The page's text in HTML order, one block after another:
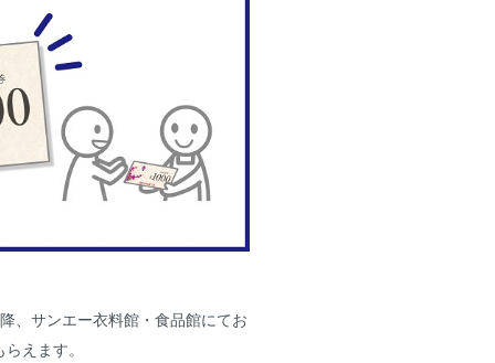
、サンエー衣料館・食品館にてお
えます。